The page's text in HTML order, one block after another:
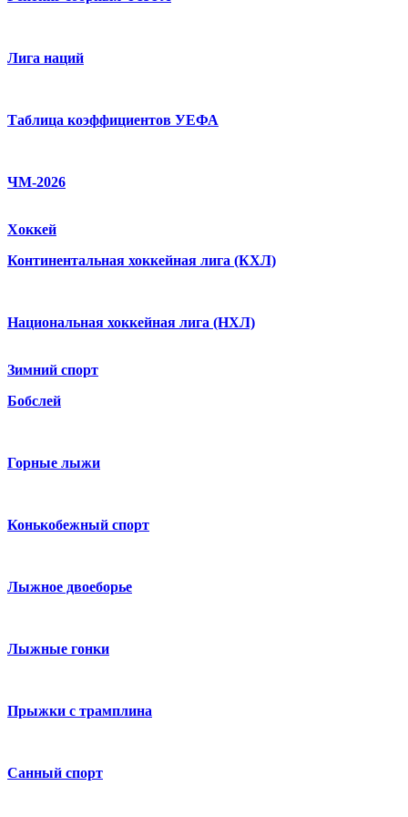
Лига наций
Таблица коэффициентов УЕФА
ЧМ-2026
Хоккей
Континентальная хоккейная лига (КХЛ)
Национальная хоккейная лига (НХЛ)
Зимний спорт
Бобслей
Горные лыжи
Конькобежный спорт
Лыжное двоеборье
Лыжные гонки
Прыжки с трамплина
Санный спорт